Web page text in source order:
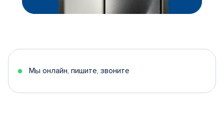
Мы онлайн, пишите, звоните